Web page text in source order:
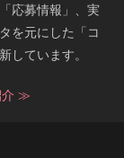
応募情報」、実
を元にした「コ
しています。
介 ≫